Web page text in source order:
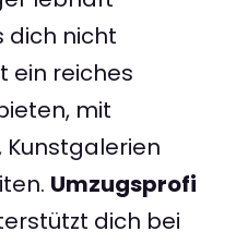
dich nicht
ein reiches
mit
Kunstgalerien
Umzugsprofi
dich bei